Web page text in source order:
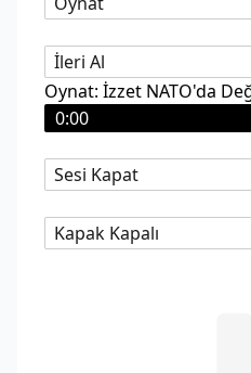
İleri Al
Oynat: İzzet NATO'da
0:00
Sesi Kapat
Kapak Kapalı